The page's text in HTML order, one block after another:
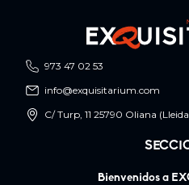
973 47 02 53
info@exquisitarium.com
C/ Turp, 11 25790 Oliana
Bienvenidos a